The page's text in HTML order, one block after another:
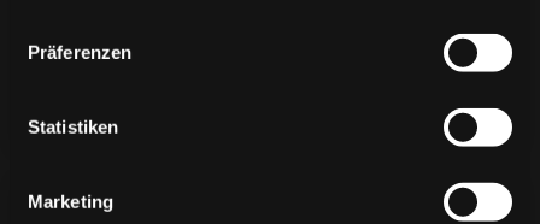
Präferenzen
Statistiken
Marketing